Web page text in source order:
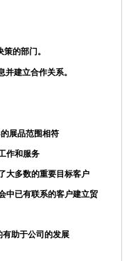
的部门。
并建立合作关系。
的展品范围相符
作和服务
大多数的重要目标客户
中已有联系的客户建立贸
有助于公司的发展